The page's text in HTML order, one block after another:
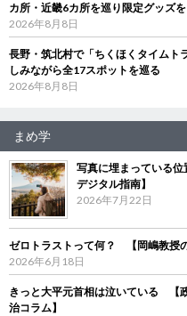
カ所・近畿6カ所を巡り限定グッズ
2026年8月8日
長野・筑北村で「ちくほくタイムト
しみながら全17スポットを巡る
2026年8月8日
まめ学
写真に埋まっている
デジタル指南】
2026年7月22日
ゼロトラストって何？ 【岡嶋教授
2026年6月18日
きっと大平元首相は泣いている 【
治コラム】